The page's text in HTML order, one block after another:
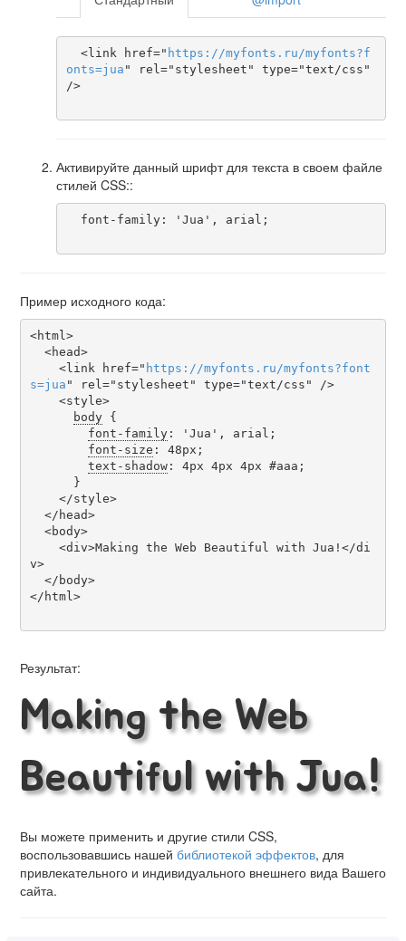
  <link href="
https ://myfonts . ru/myfonts?f
onts=jua " rel="stylesheet" type="text/css"
/>
Активируйте данный шрифт для текста в своем файле
стилей CSS::
Пример исходного кода:
<html>
    <link href="
https ://myfonts . ru/myfonts?font
s=jua " rel="stylesheet" type="text/css" />
body {
font-family: 'Jua', arial;
font-size : 48px;
text-shadow: 4px 4px 4px #aaa;
v>
</html>
Результат:
Making the Web
Beautiful with Jua!
Вы можете применить и другие стили CSS,
воспользовавшись нашей библиотекой эффектов, для
привлекательного и индивидуального внешнего вида Вашего
сайта.